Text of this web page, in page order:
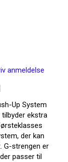
anmeldelse
Up System
ekstra
der kan
G-strengen er
passer til